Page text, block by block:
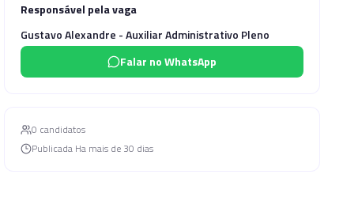
Responsável pela vaga
Gustavo Alexandre - Auxiliar Administrativo Pleno
Falar no WhatsApp
0 candidatos
Publicada Ha mais de 30 dias